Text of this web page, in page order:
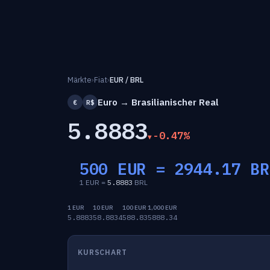
Märkte›Fiat›EUR / BRL
€ R$ Euro → Brasilianischer Real
5.8883 -0.47%
500 EUR = 2944.17
1 EUR = 5.8883 BRL
1 EUR
5.8883
10 EUR
58.8834
100 EUR
588.83
1,000 EUR
5888.34
KURSCHART